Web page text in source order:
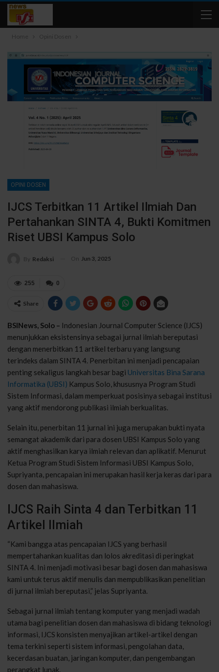
Home Opini Dosen
OPINI DOSEN
IJCS Terbitkan 11 Artikel Ilmiah Dan
Pertahankan SINTA 4, Bukti Komitmen
Riset UBSI Kampus Solo
By Redaksi On Jun 3, 2025
0
255
Share
BSINews, Solo – Indonesian Journal Computer Science (IJCS)
menunjukkan eksistensinya sebagai jurnal ilmiah bereputasi
dengan menerbitkan 11 artikel terbaru yang langsung
terindeks dalam SINTA 4. Penerbitan ini menjadi pencapaian
penting sekaligus langkah besar bagi Universitas Bina Sarana
Informatika (UBSI) Kampus Solo, khususnya Program Studi
Sistem Informasi, dalam memperkuat posisinya sebagai institusi
yang aktif mendorong publikasi ilmiah berkualitas.
Selain itu, penerbitan 11 jurnal ini juga merupakan bukti nyata
semangat akademik dari para dosen UBSI Kampus Solo yang
aktif menghasilkan karya ilmiah relevan dan aplikatif. Menurut
Ketua Program Studi Sistem Informasi UBSI Kampus Solo,
Supriyanta, pencapaian ini merupakan hasil kerja keras dari para
dosen dan mahasiswa.
IJCS Raih Sinta 4 dan Terbitkan 11
Artikel Ilmiah
“Kami bangga atas pencapaian IJCS yang berhasil
mempertahankan kualitas dan lolos akreditasi di peringkat
SINTA 4. Ini menjadi motivasi besar bagi dosen dan mahasiswa
kami untuk terus aktif menulis dan mempublikasikan penelitian
di jurnal ilmiah bereputasi,” jelas Supriyanta.
Sebagai jurnal ilmiah tentang komputer yang menjadi wadah
utama bagi penelitian dosen dan mahasiswa di bidang teknologi
informasi, IJCS konsisten menyajikan artikel-artikel dengan
tema terkini seperti sistem informasi, pengolahan data,
kecerdasan buatan, jaringan komputer, dan pengembangan
perangkat lunak.